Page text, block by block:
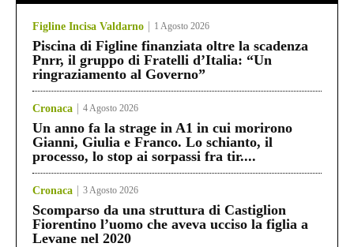
Figline Incisa Valdarno 1 Agosto 2026
Piscina di Figline finanziata oltre la scadenza
Pnrr, il gruppo di Fratelli d’Italia: “Un
ringraziamento al Governo”
Cronaca 4 Agosto 2026
Un anno fa la strage in A1 in cui morirono
Gianni, Giulia e Franco. Lo schianto, il
processo, lo stop ai sorpassi fra tir....
Cronaca 3 Agosto 2026
Scomparso da una struttura di Castiglion
Fiorentino l’uomo che aveva ucciso la figlia a
Levane nel 2020